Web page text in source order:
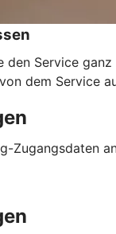
den Service
dem Service
Zugangsdaten